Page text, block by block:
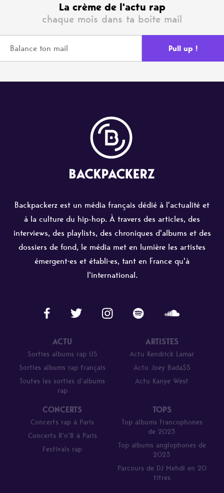
La crème de l'actu rap
chaque mois dans ta boite mail
Backpackerz est un média français dédié à l'actualité et
à la culture du hip-hop. À travers des articles, des
interviews, des playlists, des chroniques d'albums et des
dossiers de fond, le média met en lumière les artistes
émergent·es et établi·es, tant en France qu'à
l'international.
ACTU
Sorties albums rap US
Sorties albums rap français
Toutes les sorties d’albums
rap
ARTISTES
Actu Kendrick Lamar
Actu Joey Bada$$
Actu Kanye West
CONCERTS
Concerts rap à Paris
Concerts R’n’B à Paris
Festivals rap
TOPS
Top albums francophones
de 2023
Top albums anglophones de
2023
Parcours de DJ Mehdi en 20
titres